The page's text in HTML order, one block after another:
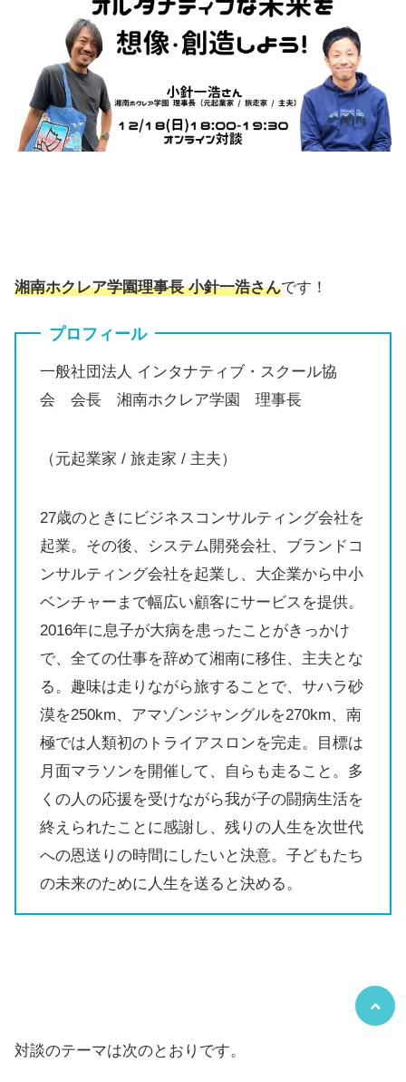
湘南ホクレア学園理事長 小針一浩さんです！
プロフィール
一般社団法人 インタナティブ・スクール協
会 会長 湘南ホクレア学園 理事長
（元起業家 / 旅走家 / 主夫）
27歳のときにビジネスコンサルティング会社を
起業。その後、システム開発会社、ブランドコ
ンサルティング会社を起業し、大企業から中小
ベンチャーまで幅広い顧客にサービスを提供。
2016年に息子が大病を患ったことがきっかけ
で、全ての仕事を辞めて湘南に移住、主夫とな
る。趣味は走りながら旅することで、サハラ砂
漠を250km、アマゾンジャングルを270km、南
極では人類初のトライアスロンを完走。目標は
月面マラソンを開催して、自らも走ること。多
くの人の応援を受けながら我が子の闘病生活を
終えられたことに感謝し、残りの人生を次世代
への恩送りの時間にしたいと決意。子どもたち
の未来のために人生を送ると決める。
対談のテーマは次のとおりです。